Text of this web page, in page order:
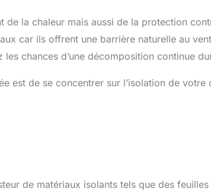
de la chaleur mais aussi de la protection
car ils offrent une barrière naturelle au
chances d’une décomposition continue
est de se concentrer sur l’isolation de
de matériaux isolants tels que des